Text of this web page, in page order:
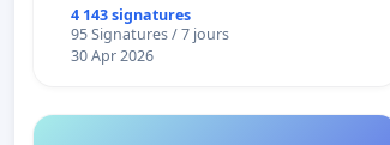
4 143 signatures
95 Signatures / 7 jours
30 Apr 2026